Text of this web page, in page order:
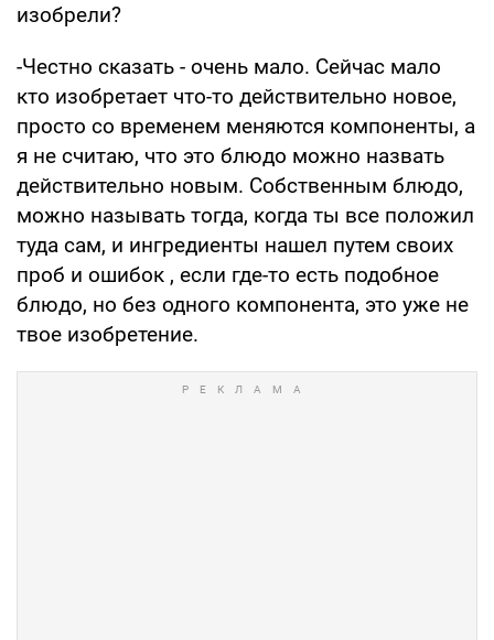
изобрели?
-Честно сказать - очень мало. Сейчас мало
кто изобретает что-то действительно новое,
просто со временем меняются компоненты, а
я не считаю, что это блюдо можно назвать
действительно новым. Собственным блюдо,
можно называть тогда, когда ты все положил
туда сам, и ингредиенты нашел путем своих
проб и ошибок , если где-то есть подобное
блюдо, но без одного компонента, это уже не
твое изобретение.